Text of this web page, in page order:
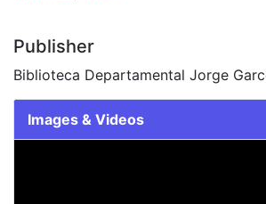
Publisher
Biblioteca Departamental Jorge
Images & Videos